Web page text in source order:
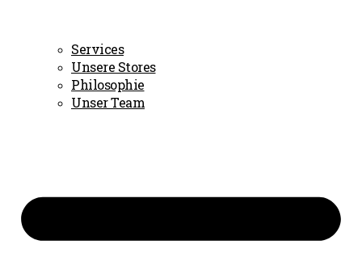
Services
Unsere Stores
Philosophie
Unser Team